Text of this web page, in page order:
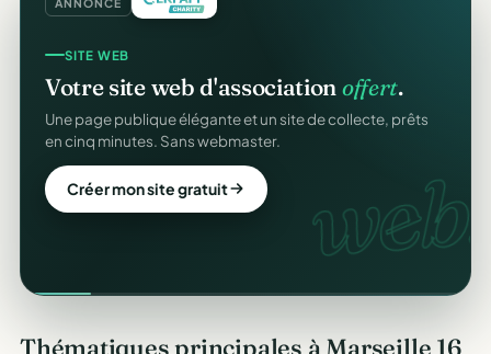
web.
SITE WEB
Votre site web d'association offert.
Une page publique élégante et un site de collecte, prêts
en cinq minutes. Sans webmaster.
Créer mon site gratuit
Thématiques principales à Marseille 16